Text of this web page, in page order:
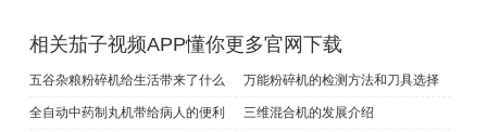
相关茄子视频APP懂你更多官网下载
五谷杂粮粉碎机给生活带来了什么 万能粉碎机的检测方法和刀具选择
全自动中药制丸机带给病人的便利 三维混合机的发展介绍